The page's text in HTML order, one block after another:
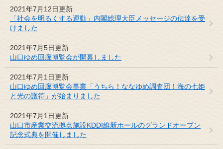
2021年7月12日更新
「社会を明るくする運動」内閣総理大臣メッセージの伝達を受
けました
2021年7月5日更新
山口ゆめ回廊博覧会が開幕しました
2021年7月1日更新
山口ゆめ回廊博覧会事業「うちら！ななゆめ調査団！海の七姫
と光の護符」が始まりました
2021年7月1日更新
山口市産業交流拠点施設KDDI維新ホールのグランドオープン
記念式典を開催しました